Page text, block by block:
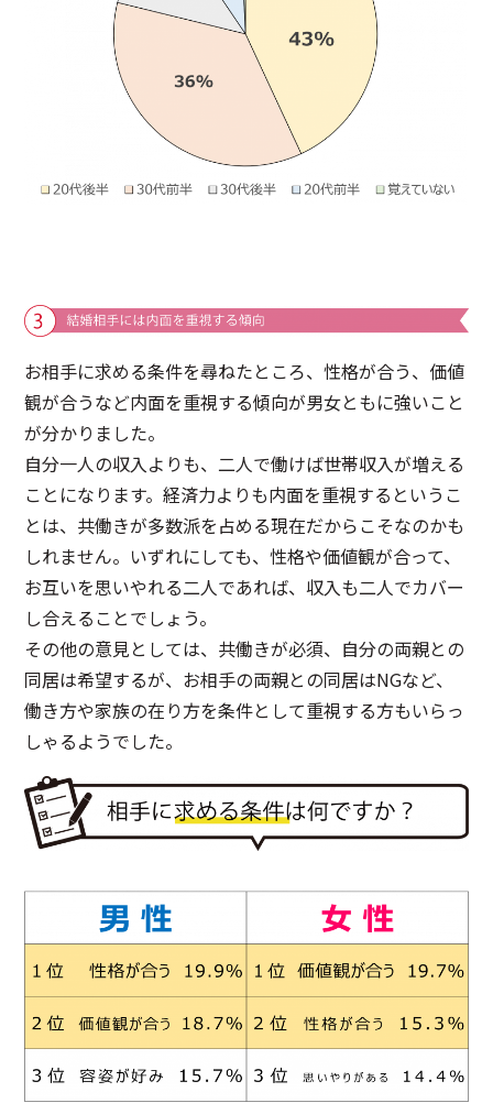
お相手に求める条件を尋ねたところ、性格が合う、価値
観が合うなど内面を重視する傾向が男女ともに強いこと
が分かりました。
自分一人の収入よりも、二人で働けば世帯収入が増える
ことになります。経済力よりも内面を重視するというこ
とは、共働きが多数派を占める現在だからこそなのかも
しれません。いずれにしても、性格や価値観が合って、
お互いを思いやれる二人であれば、収入も二人でカバー
し合えることでしょう。
その他の意見としては、共働きが必須、自分の両親との
同居は希望するが、お相手の両親との同居はNGなど、
働き方や家族の在り方を条件として重視する方もいらっ
しゃるようでした。